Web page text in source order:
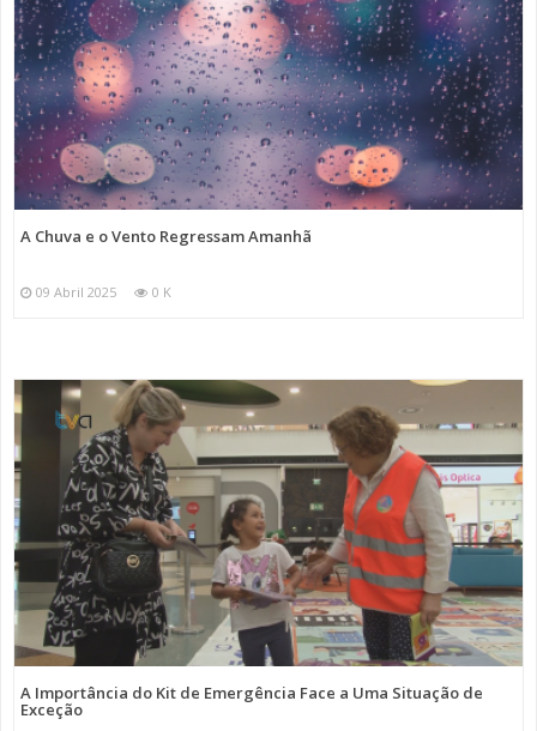
A Chuva e o Vento Regressam Amanhã
09 Abril 2025 0 K
A Importância do Kit de Emergência Face a Uma Situação de
Exceção